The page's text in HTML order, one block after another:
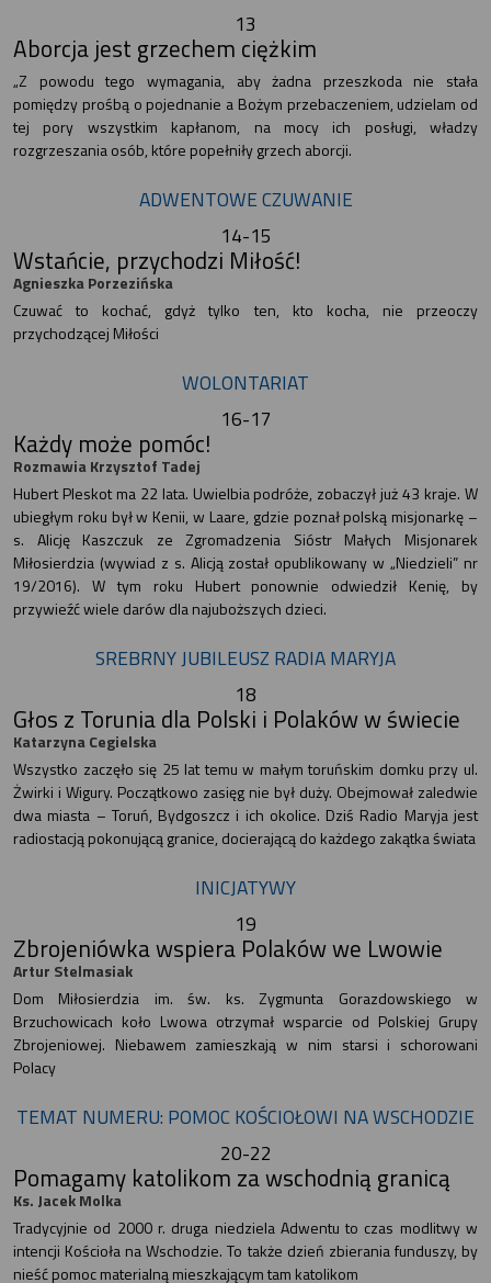
13
Aborcja jest grzechem ciężkim
„Z powodu tego wymagania, aby żadna przeszkoda nie stała
pomiędzy prośbą o pojednanie a Bożym przebaczeniem, udzielam od
tej pory wszystkim kapłanom, na mocy ich posługi, władzy
rozgrzeszania osób, które popełniły grzech aborcji.
ADWENTOWE CZUWANIE
14-15
Wstańcie, przychodzi Miłość!
Agnieszka Porzezińska
Czuwać to kochać, gdyż tylko ten, kto kocha, nie przeoczy
przychodzącej Miłości
WOLONTARIAT
16-17
Każdy może pomóc!
Rozmawia Krzysztof Tadej
Hubert Pleskot ma 22 lata. Uwielbia podróże, zobaczył już 43 kraje. W
ubiegłym roku był w Kenii, w Laare, gdzie poznał polską misjonarkę –
s. Alicję Kaszczuk ze Zgromadzenia Sióstr Małych Misjonarek
Miłosierdzia (wywiad z s. Alicją został opublikowany w „Niedzieli” nr
19/2016). W tym roku Hubert ponownie odwiedził Kenię, by
przywieźć wiele darów dla najuboższych dzieci.
SREBRNY JUBILEUSZ RADIA MARYJA
18
Głos z Torunia dla Polski i Polaków w świecie
Katarzyna Cegielska
Wszystko zaczęło się 25 lat temu w małym toruńskim domku przy ul.
Żwirki i Wigury. Początkowo zasięg nie był duży. Obejmował zaledwie
dwa miasta – Toruń, Bydgoszcz i ich okolice. Dziś Radio Maryja jest
radiostacją pokonującą granice, docierającą do każdego zakątka świata
INICJATYWY
19
Zbrojeniówka wspiera Polaków we Lwowie
Artur Stelmasiak
Dom Miłosierdzia im. św. ks. Zygmunta Gorazdowskiego w
Brzuchowicach koło Lwowa otrzymał wsparcie od Polskiej Grupy
Zbrojeniowej. Niebawem zamieszkają w nim starsi i schorowani
Polacy
TEMAT NUMERU: POMOC KOŚCIOŁOWI NA WSCHODZIE
20-22
Pomagamy katolikom za wschodnią granicą
Ks. Jacek Molka
Tradycyjnie od 2000 r. druga niedziela Adwentu to czas modlitwy w
intencji Kościoła na Wschodzie. To także dzień zbierania funduszy, by
nieść pomoc materialną mieszkającym tam katolikom